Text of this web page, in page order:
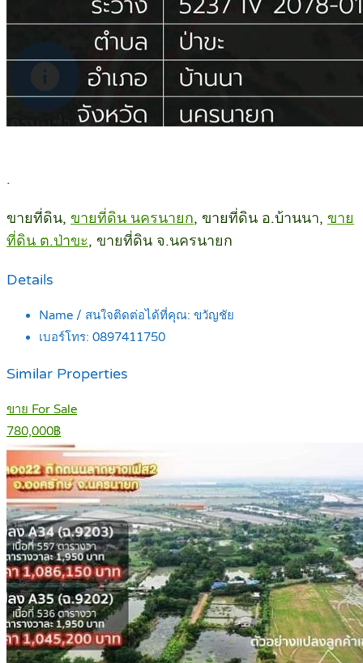
.
ขายที่ดิน, ขายที่ดิน นครนายก, ขายที่ดิน อ.บ้านนา, ขาย
ที่ดิน ต.ป่าขะ, ขายที่ดิน จ.นครนายก
Details
Name / สนใจติดต่อได้ที่คุณ: ขวัญชัย
เบอร์โทร: 0897411750
Similar Properties
ขาย For Sale
780,000฿